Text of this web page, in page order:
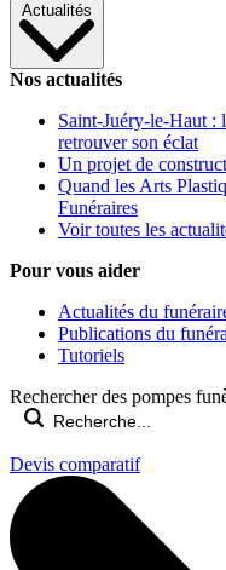
Actualités
Nos actualités
Saint-Juéry-le-Haut :
retrouver son éclat
Un projet de
Quand les Arts
Funéraires
Voir toutes les
Pour vous aider
Actualités du
Publications du
Tutoriels
Rechercher des pompes
Devis comparatif